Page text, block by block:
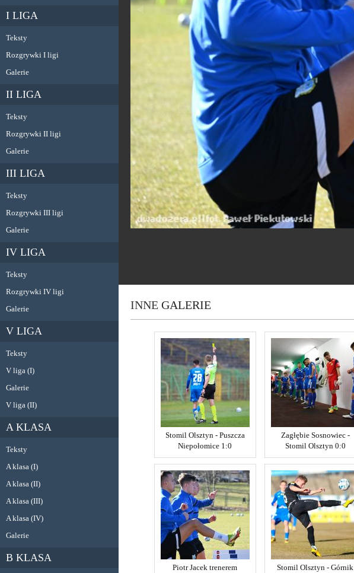
I LIGA
Teksty
Rozgrywki I ligi
Galerie
II LIGA
Teksty
Rozgrywki II ligi
Galerie
III LIGA
Teksty
Rozgrywki III ligi
Galerie
IV LIGA
Teksty
Rozgrywki IV ligi
Galerie
V LIGA
Teksty
V liga (I)
Galerie
V liga (II)
A KLASA
Teksty
A klasa (I)
A klasa (II)
A klasa (III)
A klasa (IV)
Galerie
B KLASA
INNE GALERIE
Stomil Olsztyn - Puszcza
Niepołomice 1:0
Zagłębie Sosnowiec -
Stomil Olsztyn 0:0
Piotr Jacek trenerem
Stomil Olsztyn - Górnik